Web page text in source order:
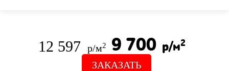
12 597 р/м2 9 700 р/м2
ЗАКАЗАТЬ